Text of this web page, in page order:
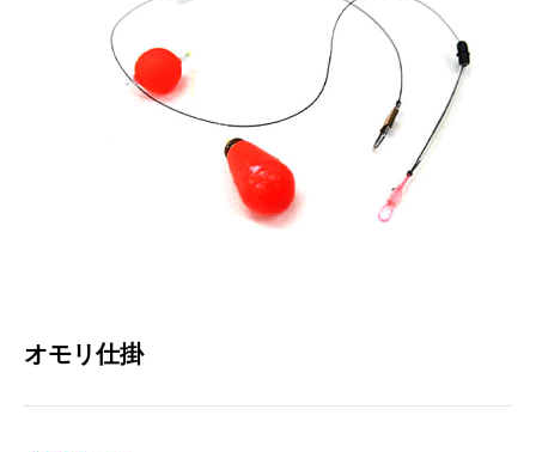
オモリ仕掛